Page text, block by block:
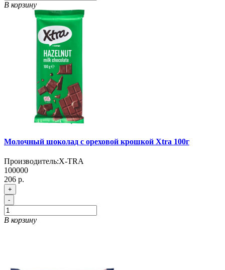
В корзину
Молочный шоколад с ореховой крошкой Xtra 100г
Производитель:X-TRA
100000
206 р.
+
-
В корзину